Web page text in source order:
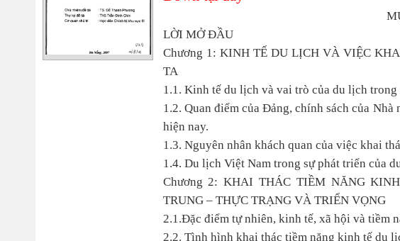
LỜI MỞ ĐẦU
Chương 1: KINH TẾ DU LỊCH VÀ VIỆC
TA
1.1. Kinh tế du lịch và vai trò của du lịch
1.2. Quan điểm của Đảng, chính sách của
hiện nay.
1.3. Nguyên nhân khách quan của việc khai
1.4. Du lịch Việt Nam trong sự phát triển của
Chương 2: KHAI THÁC TIỀM NĂNG
TRUNG – THỰC TRẠNG VÀ TRIỂN VỌNG
2.1.Đặc điểm tự nhiên, kinh tế, xã hội và tiềm
2.2. Tình hình khai thác tiềm năng kinh tế du